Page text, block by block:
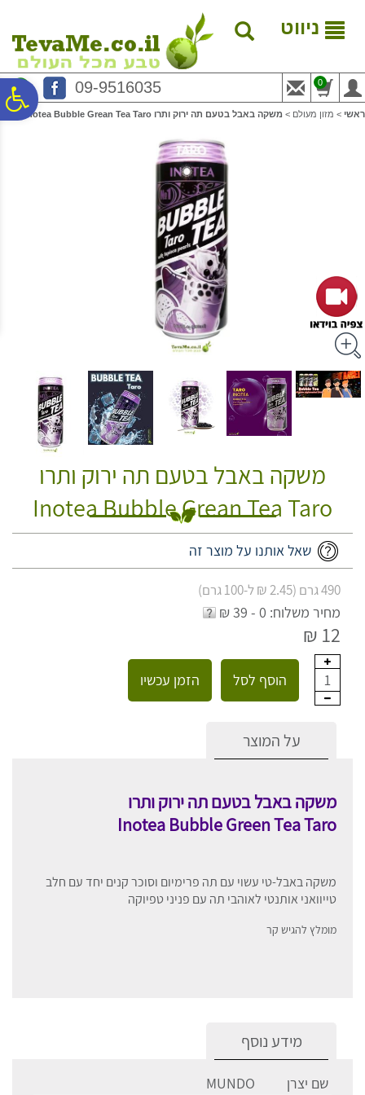
נגישות
המרכזי
ניווט
09-9516035 0
ראשי > מזון מעולם > משקה באבל בטעם תה ירוק ותרו Inotea Bubble Grean Tea Taro
משקה באבל בטעם תה ירוק ותרו
Inotea Bubble Grean Tea Taro
שאל אותנו על מוצר זה
490 גרם (2.45 ₪ ל-100 גרם)
מחיר משלוח: 0 - 39 ₪
12 ₪
1 הוסף לסל הזמן עכשיו
על המוצר
משקה באבל בטעם תה ירוק ותרו
Inotea Bubble Green Tea Taro
משקה באבל-טי עשוי עם תה פרימיום וסוכר קנים יחד עם חלב
טייוואני אותנטי לאוהבי תה עם פניני טפיוקה
מומלץ להגיש קר
מידע נוסף
שם יצרן MUNDO